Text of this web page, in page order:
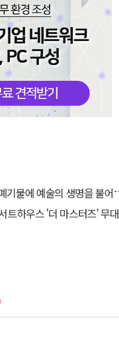
의 생명을 불어넣다…김결수 개인전
우스 '더 마스터즈' 무대 오른다